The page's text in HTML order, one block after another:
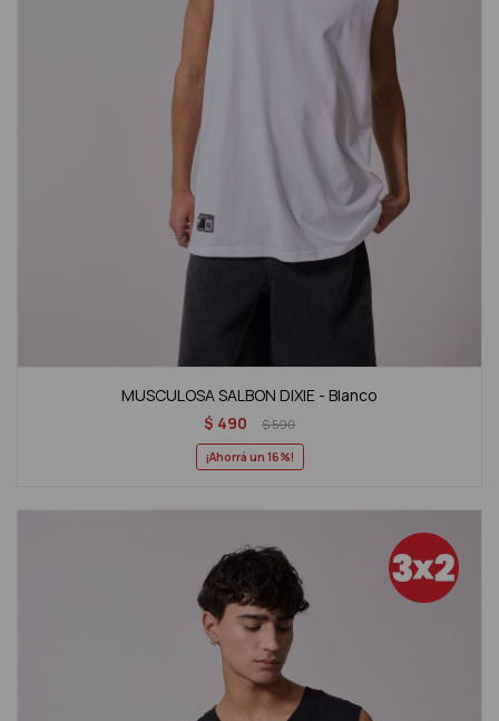
MUSCULOSA SALBON DIXIE - Blanco
$ 490 $590
16